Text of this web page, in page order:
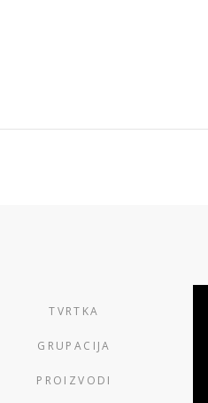
TVRTKA
GRUPACIJA
PROIZVODI